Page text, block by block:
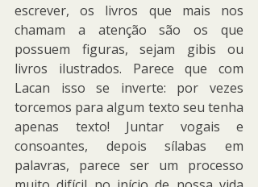
escrever, os livros que mais nos
chamam a atenção são os que
possuem figuras, sejam gibis ou
livros ilustrados. Parece que com
Lacan isso se inverte: por vezes
torcemos para algum texto seu tenha
apenas texto! Juntar vogais e
consoantes, depois sílabas em
palavras, parece ser um processo